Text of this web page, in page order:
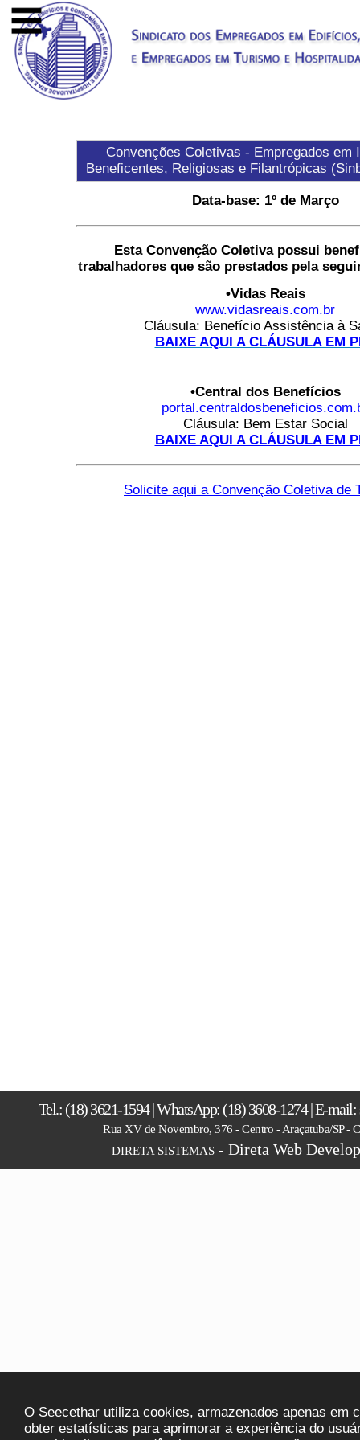
Tel.: (18) 3621-1594 | WhatsApp: (18) 3608-1274 | E-
Rua XV de Novembro, 376 - Centro - Araçatuba/SP -
DIRETA SISTEMAS- Direta Web
O Seecethar utiliza cookies, armazenados apenas em
obter estatísticas para aprimorar a experiência do